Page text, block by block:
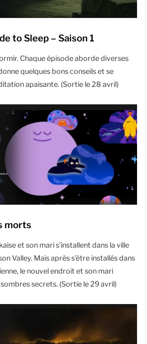
to Sleep – Saison 1
Chaque épisode aborde diverses
quelques bons conseils et se
apaisante. (Sortie le 28 avril)
morts
et son mari s’installent dans la ville
Valley. Mais après s’être installés dans
le nouvel endroit et son mari
secrets. (Sortie le 29 avril)